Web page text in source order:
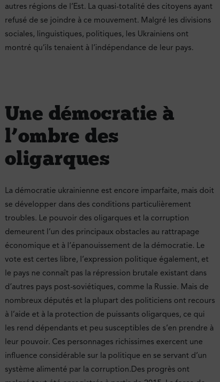
autres régions de l’Est. La quasi-totalité des citoyens ayant
refusé de se joindre à ce mouvement. Malgré les divisions
sociales, linguistiques, politiques, les Ukrainiens ont
montré qu’ils tenaient à l’indépendance de leur pays.
Une démocratie à
l’ombre des
oligarques
La démocratie ukrainienne est encore imparfaite, mais doit
se développer dans des conditions particulièrement
troubles. Le pouvoir des oligarques et la corruption
demeurent l’un des principaux obstacles au rattrapage
économique et à l’épanouissement de la démocratie. Le
vote est certes libre, l’expression politique également, et
le pays ne connaît pas la répression brutale existant dans
d’autres pays post-soviétiques, comme la Russie. Mais de
nombreux députés et la plupart des politiciens ont recours
à l’aide et à la protection de puissants oligarques, ce qui
les rend dépendants et peu susceptibles de s’en prendre à
leur pouvoir. Ces personnages richissimes exercent une
influence considérable sur la politique en se servant d’un
système alimenté par la corruption.Des progrès ont